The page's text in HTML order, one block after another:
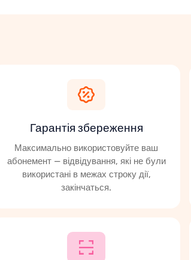
Гарантія збереження
Максимально використовуйте ваш
абонемент — відвідування, які не були
використані в межах строку дії,
закінчаться.